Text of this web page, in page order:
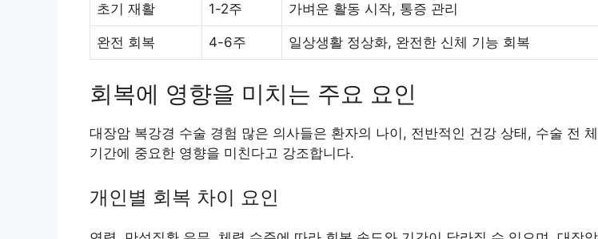
초기 재활 1-2주 가벼운 활동 시작, 통증 관리
완전 회복 4-6주 일상생활 정상화, 완전한 신체 기능 회복
회복에 영향을 미치는 주요 요인
대장암 복강경 수술 경험 많은 의사들은 환자의 나이, 전반적인 건강 상태, 수술 전
기간에 중요한 영향을 미친다고 강조합니다.
개인별 회복 차이 요인